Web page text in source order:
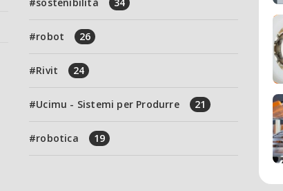
robot 26
Rivit 24
Ucimu - Sistemi per Produrre 21
robotica 19